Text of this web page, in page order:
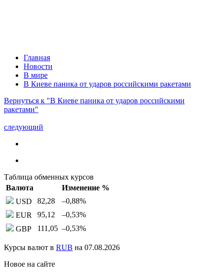
Главная
Новости
В мире
В Киеве паника от ударов российскими ракетами
Вернуться к "В Киеве паника от ударов российскими
ракетами"
следующий
Таблица обменных курсов
Валюта
Изменение %
USD
82,28 –0,88%
EUR
95,12 –0,53%
GBP
111,05 –0,53%
Курсы валют в RUB на 07.08.2026
Новое на сайте